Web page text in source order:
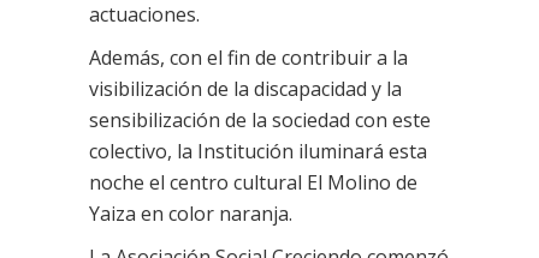
actuaciones.
Además, con el fin de contribuir a la
visibilización de la discapacidad y la
sensibilización de la sociedad con este
colectivo, la Institución iluminará esta
noche el centro cultural El Molino de
Yaiza en color naranja.